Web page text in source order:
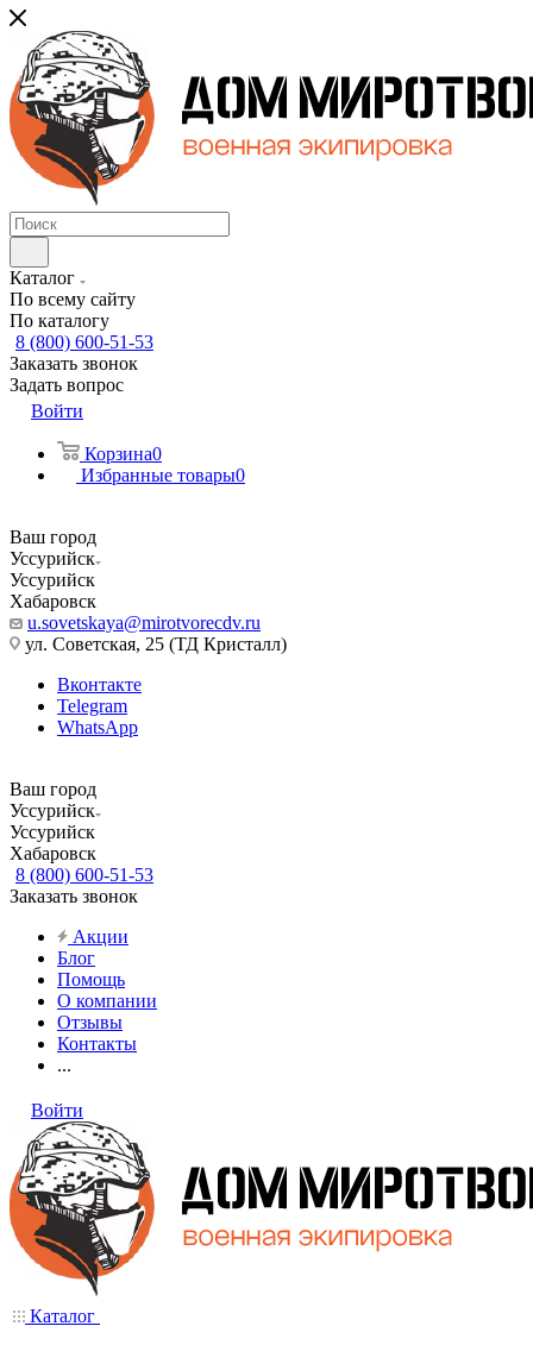
Каталог
По всему сайту
По каталогу
8 (800) 600-51-53
Заказать звонок
Задать вопрос
Войти
Корзина0
Избранные товары0
Ваш город
Уссурийск
Уссурийск
Хабаровск
u.sovetskaya@mirotvorecdv.ru
ул. Советская, 25 (ТД Кристалл)
Вконтакте
Telegram
WhatsApp
Ваш город
Уссурийск
Уссурийск
Хабаровск
8 (800) 600-51-53
Заказать звонок
Акции
Блог
Помощь
О компании
Отзывы
Контакты
...
Войти
Каталог